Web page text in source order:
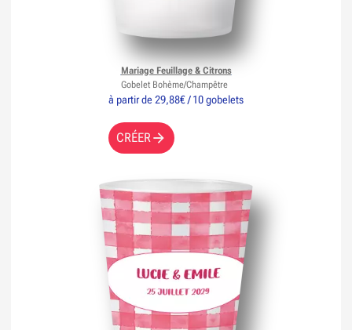
à partir de 29,88€ / 10 gobelets
CRÉER
Mariage Feuillage & Citrons
Gobelet Bohème/Champêtre